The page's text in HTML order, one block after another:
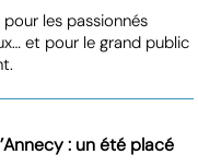
les passionnés
et pour le grand public
: un été placé